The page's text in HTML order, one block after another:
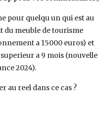
pour quelqu un qui est au
du meuble de tourisme
a 15000 euros) et
a 9 mois (nouvelle
2024).
au reel dans ce cas ?